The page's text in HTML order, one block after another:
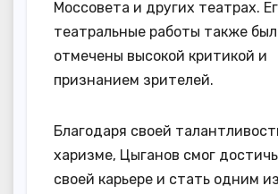
Моссовета и других театрах.
театральные работы также
отмечены высокой критикой и
признанием зрителей.
Благодаря своей
харизме, Цыганов смог
своей карьере и стать одним